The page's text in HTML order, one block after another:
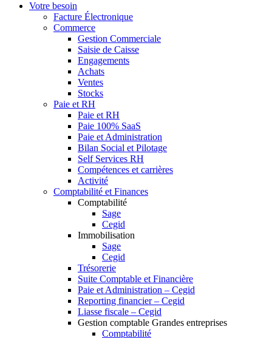
Votre besoin
Facture Électronique
Commerce
Gestion Commerciale
Saisie de Caisse
Engagements
Achats
Ventes
Stocks
Paie et RH
Paie et RH
Paie 100% SaaS
Paie et Administration
Bilan Social et Pilotage
Self Services RH
Compétences et carrières
Activité
Comptabilité et Finances
Comptabilité
Sage
Cegid
Immobilisation
Sage
Cegid
Trésorerie
Suite Comptable et Financière
Paie et Administration – Cegid
Reporting financier – Cegid
Liasse fiscale – Cegid
Gestion comptable Grandes entreprises
Comptabilité